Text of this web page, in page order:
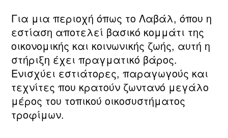
Για μια περιοχή όπως το Λαβάλ, όπου η
εστίαση αποτελεί βασικό κομμάτι της
οικονομικής και κοινωνικής ζωής, αυτή η
στήριξη έχει πραγματικό βάρος.
Ενισχύει εστιάτορες, παραγωγούς και
τεχνίτες που κρατούν ζωντανό μεγάλο
μέρος του τοπικού οικοσυστήματος
τροφίμων.